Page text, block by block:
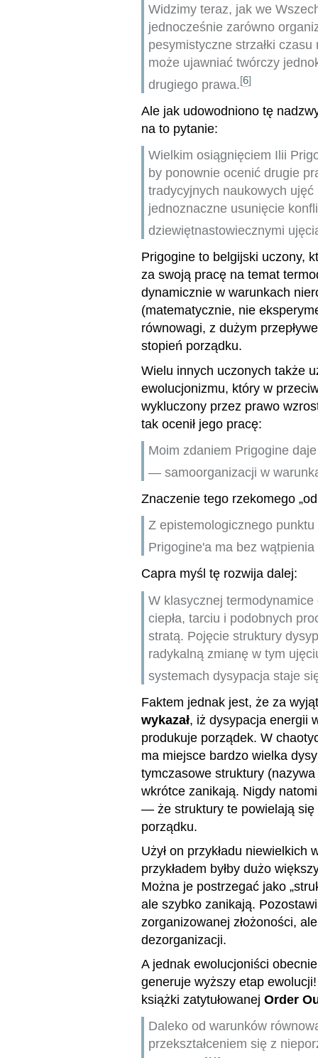
Widzimy teraz, jak we
jednocześnie zarówno
pesymistyczne strzałki
może ujawniać twórczy
drugiego prawa.[6]
Ale jak udowodniono tę
na to pytanie:
Wielkim osiągnięciem Ilii
by ponownie ocenić drugie
tradycyjnych naukowych
jednoznaczne usunięcie
dziewiętnastowiecznymi
Prigogine to belgijski uczony,
za swoją pracę na temat
dynamicznie w warunkach
(matematycznie, nie
równowagi, z dużym
stopień porządku.
Wielu innych uczonych także
ewolucjonizmu, który w
wykluczony przez prawo
tak ocenił jego pracę:
Moim zdaniem Prigogine
— samoorganizacji w
Znaczenie tego rzekomego
Z epistemologicznego punktu
Prigogine'a ma bez
Capra myśl tę rozwija dalej:
W klasycznej
ciepła, tarciu i podobnych
stratą. Pojęcie struktury
radykalną zmianę w tym
systemach dysypacja staje
Faktem jednak jest, że za
wykazał, iż dysypacja energii
produkuje porządek. W
ma miejsce bardzo wielka
tymczasowe struktury
wkrótce zanikają. Nigdy
— że struktury te powielają się
porządku.
Użył on przykładu
przykładem byłby dużo
Można je postrzegać jako
ale szybko zanikają.
zorganizowanej złożoności,
dezorganizacji.
A jednak ewolucjoniści
generuje wyższy etap
książki zatytułowanejOrder
Daleko od warunków
przekształceniem się z